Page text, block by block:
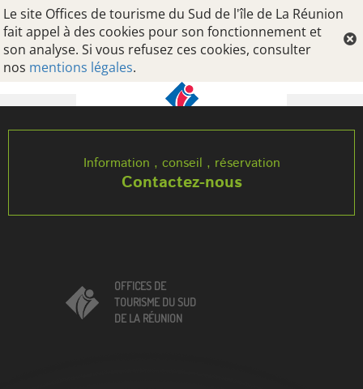
Le site Offices de tourisme du Sud de l'île de La Réunion
fait appel à des cookies pour son fonctionnement et
son analyse. Si vous refusez ces cookies, consulter
nos mentions légales.
Oops, an error occurred! Code: 2026080817092573b0b09e
Information , conseil , réservation
Contactez-nous
OFFICES DE
TOURISME DU SUD
DE LA RÉUNION